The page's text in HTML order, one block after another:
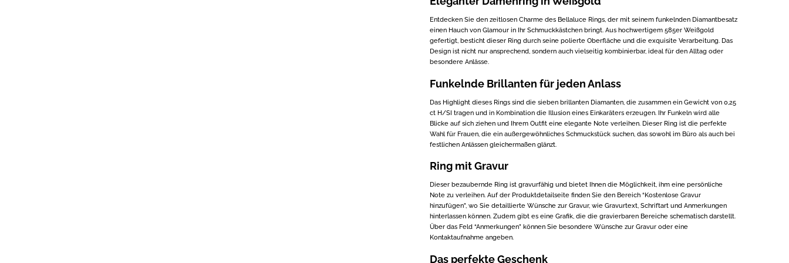
Entdecken Sie den zeitlosen Charme des Bellaluce Rings, der mit seinem funkelnden Diamantbesatz
einen Hauch von Glamour in Ihr Schmuckkästchen bringt. Aus hochwertigem 585er Weißgold
gefertigt, besticht dieser Ring durch seine polierte Oberfläche und die exquisite Verarbeitung. Das
Design ist nicht nur ansprechend, sondern auch vielseitig kombinierbar, ideal für den Alltag oder
besondere Anlässe.
Funkelnde Brillanten für jeden Anlass
Das Highlight dieses Rings sind die sieben brillanten Diamanten, die zusammen ein Gewicht von 0,25
ct H/SI tragen und in Kombination die Illusion eines Einkaräters erzeugen. Ihr Funkeln wird alle
Blicke auf sich ziehen und Ihrem Outfit eine elegante Note verleihen. Dieser Ring ist die perfekte
Wahl für Frauen, die ein außergewöhnliches Schmuckstück suchen, das sowohl im Büro als auch bei
festlichen Anlässen gleichermaßen glänzt.
Ring mit Gravur
Dieser bezaubernde Ring ist gravurfähig und bietet Ihnen die Möglichkeit, ihm eine persönliche
Note zu verleihen. Auf der Produktdetailseite finden Sie den Bereich “Kostenlose Gravur
hinzufügen”, wo Sie detaillierte Wünsche zur Gravur, wie Gravurtext, Schriftart und Anmerkungen
hinterlassen können. Zudem gibt es eine Grafik, die die gravierbaren Bereiche schematisch darstellt.
Über das Feld “Anmerkungen” können Sie besondere Wünsche zur Gravur oder eine
Kontaktaufnahme angeben.
Das perfekte Geschenk